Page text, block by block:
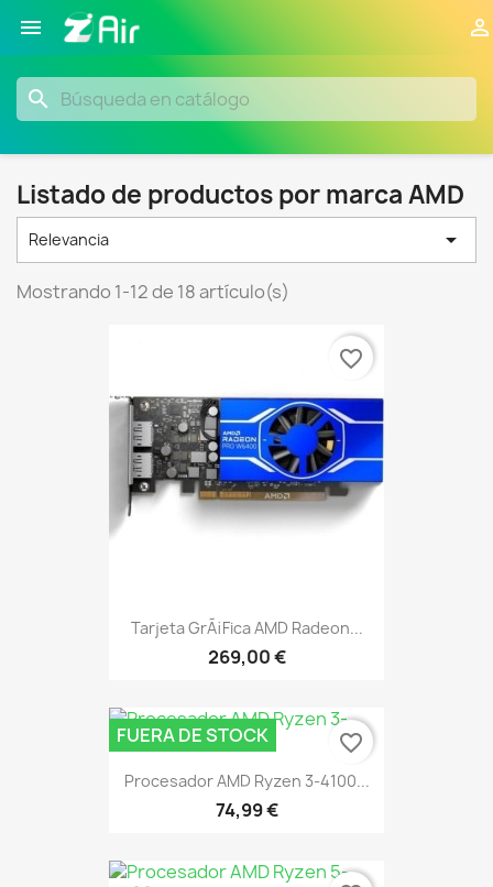
 
search
Listado de productos por marca AMD
Relevancia 
Mostrando 1-12 de 18 artículo(s)
Tarjeta GrÃ¡fica AMD Radeon...
269,00 €
favorite_border
Procesador AMD Ryzen 3-4100...
74,99 €
FUERA DE STOCK favorite_border